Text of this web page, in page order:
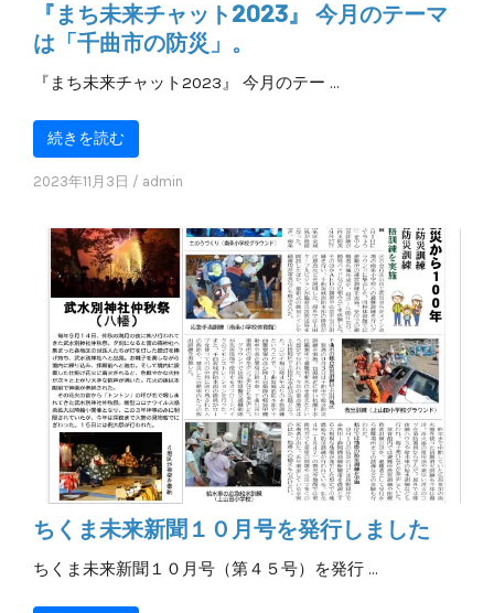
『まち未来チャット2023』 今月のテーマ
は「千曲市の防災」。
『まち未来チャット2023』 今月のテー …
続きを読む
2023年11月3日 / admin
ちくま未来新聞１０月号を発行しました
ちくま未来新聞１０月号（第４５号）を発行 …